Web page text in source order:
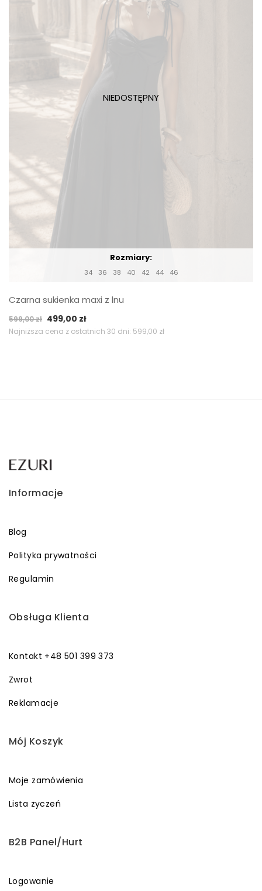
Rozmiary:
34 36 38 40 42 44 46
Czarna sukienka maxi z lnu
599,00zł Pierwotna
cena
499,00 złAktualna
cena
Najniższa cena z ostatnich 30 dni: 599,00 zł
Informacje
Blog
Polityka prywatności
Regulamin
Obsługa Klienta
Kontakt +48 501 399 373
Zwrot
Reklamacje
Mój Koszyk
Moje zamówienia
Lista życzeń
B2B Panel/Hurt
Logowanie